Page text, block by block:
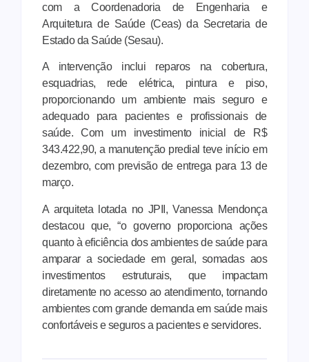
com a Coordenadoria de Engenharia e
Arquitetura de Saúde (Ceas) da Secretaria de
Estado da Saúde (Sesau).
A intervenção inclui reparos na cobertura,
esquadrias, rede elétrica, pintura e piso,
proporcionando um ambiente mais seguro e
adequado para pacientes e profissionais de
saúde. Com um investimento inicial de R$
343.422,90, a manutenção predial teve início em
dezembro, com previsão de entrega para 13 de
março.
A arquiteta lotada no JPII, Vanessa Mendonça
destacou que, “o governo proporciona ações
quanto à eficiência dos ambientes de saúde para
amparar a sociedade em geral, somadas aos
investimentos estruturais, que impactam
diretamente no acesso ao atendimento, tornando
ambientes com grande demanda em saúde mais
confortáveis e seguros a pacientes e servidores.